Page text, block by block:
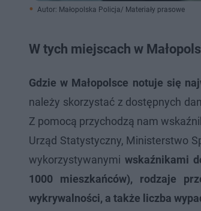
Autor: Małopolska Policja/ Materiały prasowe
W tych miejscach w
Gdzie w Małopolsce notuje się
należy skorzystać z dostępnych
Z pomocą przychodzą nam
Urząd Statystyczny, Ministerstwo
wykorzystywanymi wskaźnikami
1000 mieszkańców), rodzaje
wykrywalności, a także liczba